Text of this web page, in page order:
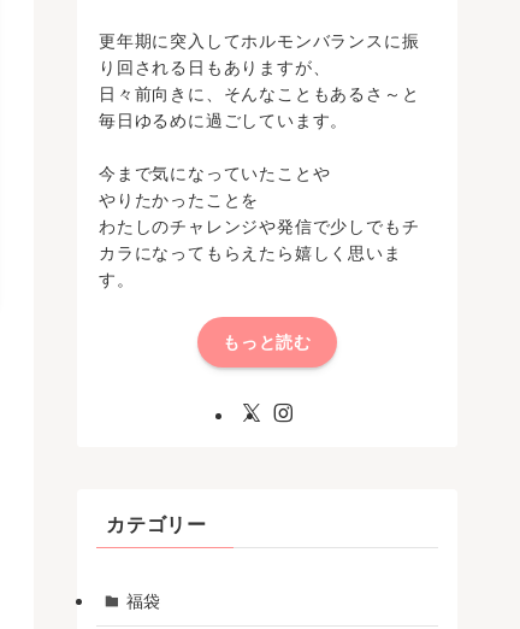
更年期に突入してホルモンバランスに振
り回される日もありますが、
日々前向きに、そんなこともあるさ～と
毎日ゆるめに過ごしています。
今まで気になっていたことや
やりたかったことを
わたしのチャレンジや発信で少しでもチ
カラになってもらえたら嬉しく思いま
す。
もっと読む
カテゴリー
福袋